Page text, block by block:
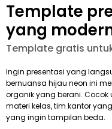
Template
yang
Template gratis
Ingin presentasi yang
bernuansa hijau neon ini
organik yang berani.
materi kelas, tim kantor
yang ingin tampilan beda.